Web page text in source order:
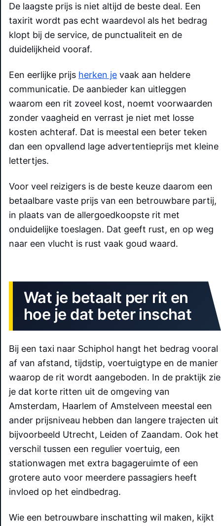
De laagste prijs is niet altijd de beste deal. Een
taxirit wordt pas echt waardevol als het bedrag
klopt bij de service, de punctualiteit en de
duidelijkheid vooraf.
Een eerlijke prijs herken je vaak aan heldere
communicatie. De aanbieder kan uitleggen
waarom een rit zoveel kost, noemt voorwaarden
zonder vaagheid en verrast je niet met losse
kosten achteraf. Dat is meestal een beter teken
dan een opvallend lage advertentieprijs met kleine
lettertjes.
Voor veel reizigers is de beste keuze daarom een
betaalbare vaste prijs van een betrouwbare partij,
in plaats van de allergoedkoopste rit met
onduidelijke toeslagen. Dat geeft rust, en op weg
naar een vlucht is rust vaak goud waard.
Wat je betaalt per rit en
hoe je dat beter inschat
Bij een taxi naar Schiphol hangt het bedrag vooral
af van afstand, tijdstip, voertuigtype en de manier
waarop de rit wordt aangeboden. In de praktijk zie
je dat korte ritten uit de omgeving van
Amsterdam, Haarlem of Amstelveen meestal een
ander prijsniveau hebben dan langere trajecten uit
bijvoorbeeld Utrecht, Leiden of Zaandam. Ook het
verschil tussen een regulier voertuig, een
stationwagen met extra bagageruimte of een
grotere auto voor meerdere passagiers heeft
invloed op het eindbedrag.
Wie een betrouwbare inschatting wil maken, kijkt